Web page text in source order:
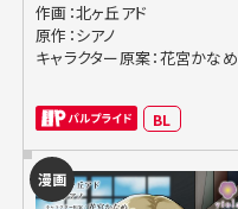
作画：北ヶ丘アド
原作：シアノ
キャラクター原案：花宮かなめ
BL
漫画